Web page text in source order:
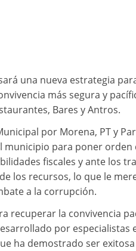
una nueva estrategia
más segura y
Bares y Antros.
por Morena, PT y
para poner orden
fiscales y ante los
los recursos, lo que le
a la corrupción.
recuperar la convivencia
por especialistas
ha demostrado ser